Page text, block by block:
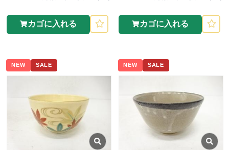
カゴに入れる カゴに入れる
NEW SALE NEW SALE